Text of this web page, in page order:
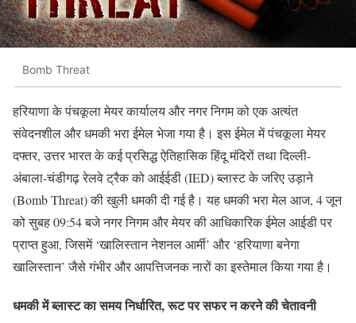
Bomb Threat
हरियाणा के पंचकूला मेयर कार्यालय और नगर निगम को एक अत्यंत
संवेदनशील और धमकी भरा ईमेल भेजा गया है। इस ईमेल में पंचकूला मेयर
दफ्तर, उत्तर भारत के कई प्रसिद्ध ऐतिहासिक हिंदू मंदिरों तथा दिल्ली-
अंबाला-चंडीगढ़ रेलवे ट्रैक को आईईडी (IED) ब्लास्ट के जरिए उड़ाने
(Bomb Threat) की खुली धमकी दी गई है। यह धमकी भरा मेल आज, 4 जून
को सुबह 09:54 बजे नगर निगम और मेयर की आधिकारिक ईमेल आईडी पर
प्राप्त हुआ, जिसमें ‘खालिस्तान नेशनल आर्मी’ और ‘हरियाणा बनेगा
खालिस्तान’ जैसे गंभीर और आपत्तिजनक नारों का इस्तेमाल किया गया है।
धमकी में ब्लास्ट का समय निर्धारित, रूट पर सफर न करने की चेतावनी